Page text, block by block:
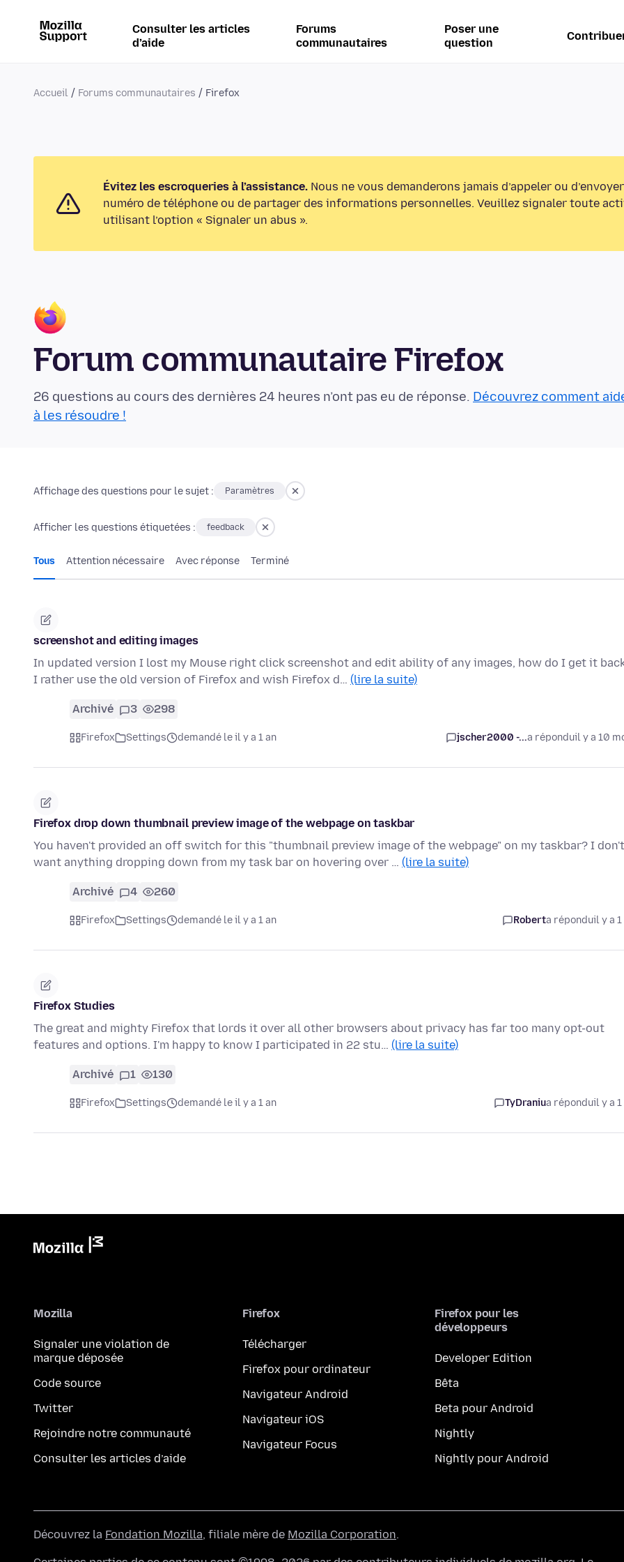
Consulter les articles
d’aide
Forums
communautaires
Poser une
question
Accueil Forums communautaires Firefox
Évitez les escroqueries à l’assistance. Nous ne vous demanderons jamais d’appeler ou
numéro de téléphone ou de partager des informations personnelles. Veuillez signaler toute
utilisant l’option « Signaler un abus ».
Forum communautaire Firefox
26 questions au cours des dernières 24 heures n’ont pas eu de réponse. Découvrez comment
à les résoudre !
Affichage des questions pour le sujet : Paramètres
Afficher les questions étiquetées : feedback
Tous Attention nécessaire Avec réponse Terminé
screenshot and editing images
In updated version I lost my Mouse right click screenshot and edit ability of any images, how do I get it
I rather use the old version of Firefox and wish Firefox d… (lire la suite)
Archivé 3 298
Firefox Settings demandé le il y a 1 an jscher2000 -...a réponduil y a 10
Firefox drop down thumbnail preview image of the webpage on taskbar
You haven't provided an off switch for this "thumbnail preview image of the webpage" on my taskbar? I don't
want anything dropping down from my task bar on hovering over … (lire la suite)
Archivé 4 260
Firefox Settings demandé le il y a 1 an Roberta réponduil y a 1
Firefox Studies
The great and mighty Firefox that lords it over all other browsers about privacy has far too many opt-out
features and options. I'm happy to know I participated in 22 stu… (lire la suite)
Archivé 1 130
Firefox Settings demandé le il y a 1 an TyDraniua réponduil y a 1
Mozilla
Signaler une violation de
marque déposée
Code source
Twitter
Rejoindre notre communauté
Consulter les articles d’aide
Firefox
Télécharger
Firefox pour ordinateur
Navigateur Android
Navigateur iOS
Navigateur Focus
Firefox pour les
développeurs
Developer Edition
Bêta
Beta pour Android
Nightly
Nightly pour Android
Découvrez la Fondation Mozilla, filiale mère de Mozilla Corporation.